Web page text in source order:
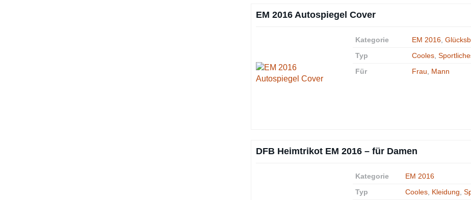
EM 2016 Autospiegel Cover
Kategorie EM 2016
Typ
Cooles
Für
Frau Mann
DFB Heimtrikot EM 2016 – für Damen
Kategorie
EM 2016
Typ
Cooles Kleidung